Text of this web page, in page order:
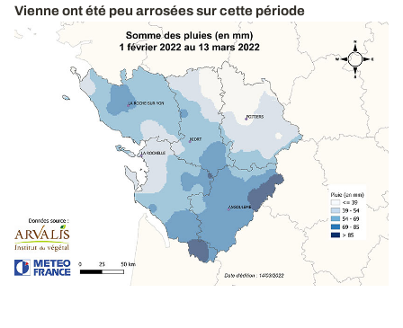
Vienne ont été peu arrosées sur cette période